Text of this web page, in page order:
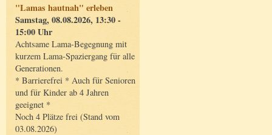
"Lamas hautnah" erleben
Samstag, 08.08.2026, 13:30 -
15:00 Uhr
Achtsame Lama-Begegnung mit
kurzem Lama-Spaziergang für alle
Generationen.
* Barrierefrei * Auch für Senioren
und für Kinder ab 4 Jahren
geeignet *
Noch 4 Plätze frei (Stand vom
03.08.2026)